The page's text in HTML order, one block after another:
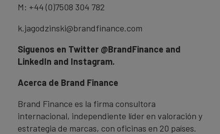
M: +44 (0)7508 304 782
k.jagodzinski@brandfinance.com
Siguenos en Twitter @BrandFinance and
LinkedIn and Instagram.
Acerca de Brand Finance
Brand Finance es la firma consultora
internacional, independiente líder en valoración y
estrategia de marcas, con oficinas en 20 países.